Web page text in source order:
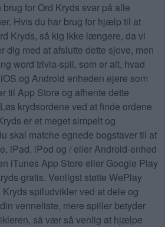
brug for Ord Kryds svar på alle
. Hvis du har brug for hjælp til at
Kryds, så kig ikke længere, da vi
dig med at afslutte dette sjove, men
word trivia-spil, som er alt, hvad
og Android enheden ejere som
til App Store og afhente dette
krydsordene ved at finde ordene
er et meget simpelt og
skal matche egnede bogstaver til at
iPad, iPod og / eller Android-enhed
iTunes App Store eller Google Play
gratis. Venligst støtte WePlay
spiludvikler ved at dele og
venneliste, mere spiller betyder
så vær så venlig at hjælpe